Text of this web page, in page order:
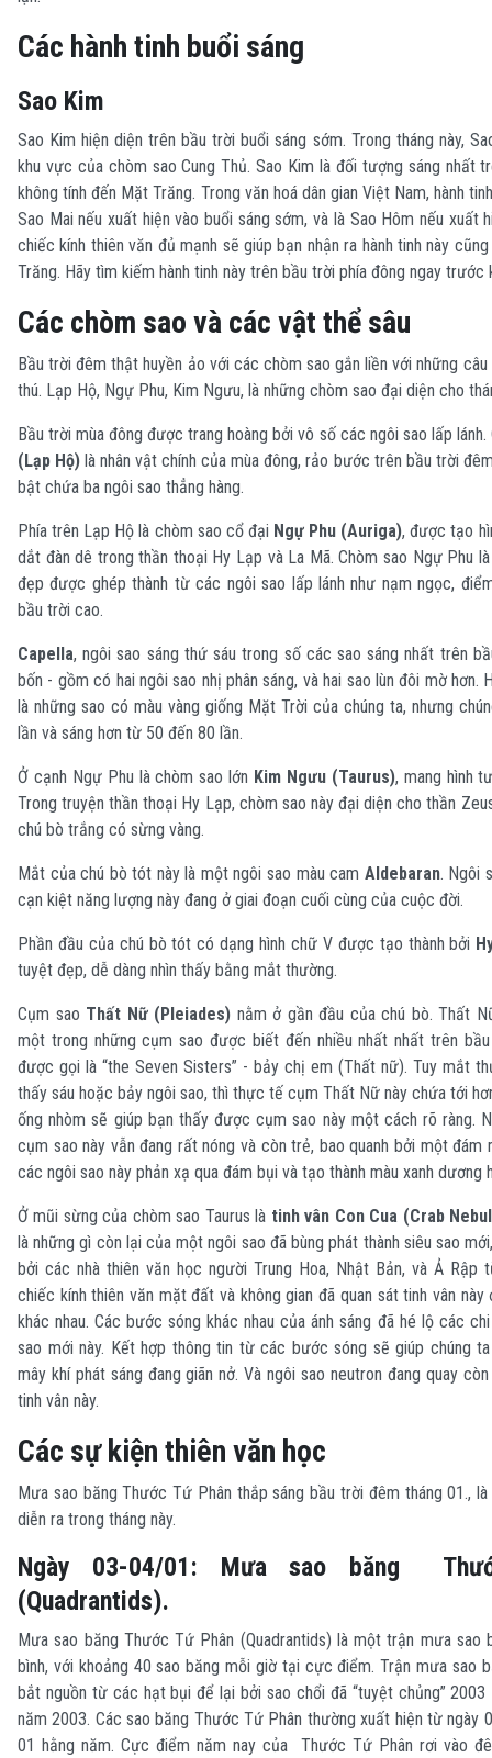
Các hành tinh buổi sáng
Sao Kim
Sao Kim hiện diện trên bầu trời buổi sáng sớm. Trong tháng này,
khu vực của chòm sao Cung Thủ. Sao Kim là đối tượng sáng nhất
không tính đến Mặt Trăng. Trong văn hoá dân gian Việt Nam, hành
Sao Mai nếu xuất hiện vào buổi sáng sớm, và là Sao Hôm nếu xuất
chiếc kính thiên văn đủ mạnh sẽ giúp bạn nhận ra hành tinh này
Trăng. Hãy tìm kiếm hành tinh này trên bầu trời phía đông ngay
Các chòm sao và các vật thể sâu
Bầu trời đêm thật huyền ảo với các chòm sao gắn liền với những
thú. Lạp Hộ, Ngự Phu, Kim Ngưu, là những chòm sao đại diện cho
Bầu trời mùa đông được trang hoàng bởi vô số các ngôi sao lấp
(Lạp Hộ) là nhân vật chính của mùa đông, rảo bước trên bầu trời
bật chứa ba ngôi sao thẳng hàng.
Phía trên Lạp Hộ là chòm sao cổ đại Ngự Phu (Auriga), được tạo
dắt đàn dê trong thần thoại Hy Lạp và La Mã. Chòm sao Ngự Phu
đẹp được ghép thành từ các ngôi sao lấp lánh như nạm ngọc,
bầu trời cao.
Capella, ngôi sao sáng thứ sáu trong số các sao sáng nhất trên
bốn - gồm có hai ngôi sao nhị phân sáng, và hai sao lùn đôi mờ hơn.
là những sao có màu vàng giống Mặt Trời của chúng ta, nhưng
lần và sáng hơn từ 50 đến 80 lần.
Ở cạnh Ngự Phu là chòm sao lớn Kim Ngưu (Taurus), mang hình
Trong truyện thần thoại Hy Lạp, chòm sao này đại diện cho thần
chú bò trắng có sừng vàng.
Mắt của chú bò tót này là một ngôi sao màu cam Aldebaran. Ngôi
cạn kiệt năng lượng này đang ở giai đoạn cuối cùng của cuộc đời.
Phần đầu của chú bò tót có dạng hình chữ V được tạo thành bởi
tuyệt đẹp, dễ dàng nhìn thấy bằng mắt thường.
Cụm sao Thất Nữ (Pleiades) nằm ở gần đầu của chú bò. Thất
một trong những cụm sao được biết đến nhiều nhất nhất trên
được gọi là “the Seven Sisters” - bảy chị em (Thất nữ). Tuy mắt
thấy sáu hoặc bảy ngôi sao, thì thực tế cụm Thất Nữ này chứa tới
ống nhòm sẽ giúp bạn thấy được cụm sao này một cách rõ ràng.
cụm sao này vẫn đang rất nóng và còn trẻ, bao quanh bởi một đám
các ngôi sao này phản xạ qua đám bụi và tạo thành màu xanh dương
Ở mũi sừng của chòm sao Taurus là tinh vân Con Cua (Crab
là những gì còn lại của một ngôi sao đã bùng phát thành siêu sao
bởi các nhà thiên văn học người Trung Hoa, Nhật Bản, và Ả Rập
chiếc kính thiên văn mặt đất và không gian đã quan sát tinh vân này
khác nhau. Các bước sóng khác nhau của ánh sáng đã hé lộ các
sao mới này. Kết hợp thông tin từ các bước sóng sẽ giúp chúng
mây khí phát sáng đang giãn nở. Và ngôi sao neutron đang quay
tinh vân này.
Các sự kiện thiên văn học
Mưa sao băng Thước Tứ Phân thắp sáng bầu trời đêm tháng 01.,
diễn ra trong tháng này.
Ngày 03-04/01: Mưa sao băng
(Quadrantids).
Mưa sao băng Thước Tứ Phân (Quadrantids) là một trận mưa sao
bình, với khoảng 40 sao băng mỗi giờ tại cực điểm. Trận mưa sao
bắt nguồn từ các hạt bụi để lại bởi sao chổi đã “tuyệt chủng” 2003
năm 2003. Các sao băng Thước Tứ Phân thường xuất hiện từ ngày
01 hằng năm. Cực điểm năm nay của Thước Tứ Phân rơi vào